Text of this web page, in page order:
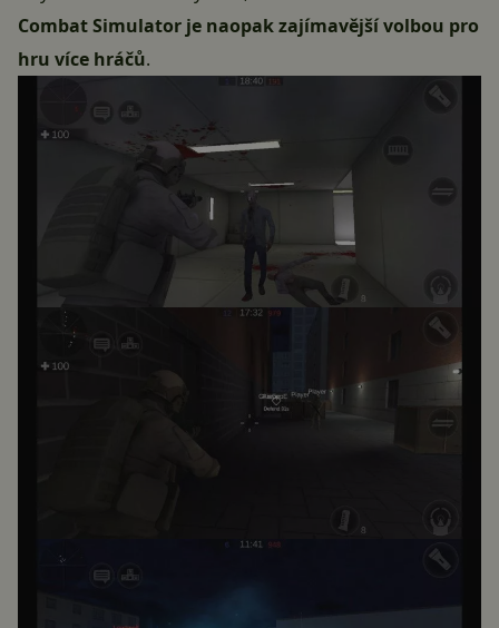
Combat Simulator je naopak zajímavější volbou pro
hru více hráčů.